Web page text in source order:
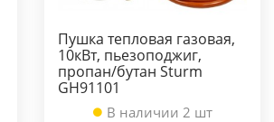
Пушка тепловая газовая,
10кВт, пьезоподжиг,
пропан/бутан Sturm
GH91101
В наличии 2 шт